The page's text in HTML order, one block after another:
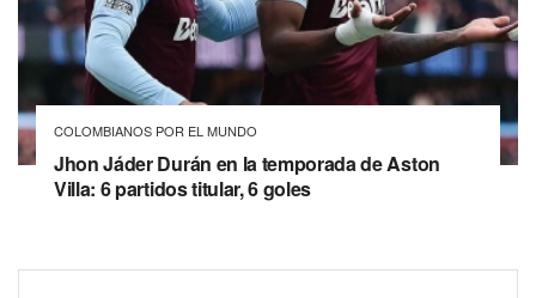
COLOMBIANOS POR EL MUNDO
Jhon Jáder Durán en la temporada de Aston
Villa: 6 partidos titular, 6 goles